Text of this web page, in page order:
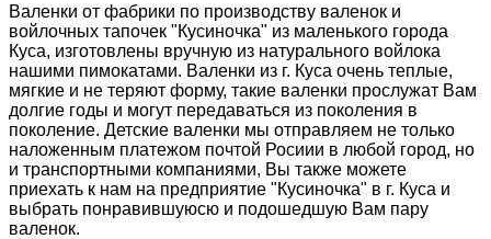
Валенки от фабрики по производству валенок и
войлочных тапочек "Кусиночка" из маленького города
Куса, изготовлены вручную из натурального войлока
нашими пимокатами. Валенки из г. Куса очень теплые,
мягкие и не теряют форму, такие валенки прослужат Вам
долгие годы и могут передаваться из поколения в
поколение. Детские валенки мы отправляем не только
наложенным платежом почтой Росиии в любой город, но
и транспортными компаниями, Вы также можете
приехать к нам на предприятие "Кусиночка" в г. Куса и
выбрать понравившуюсю и подошедшую Вам пару
валенок.